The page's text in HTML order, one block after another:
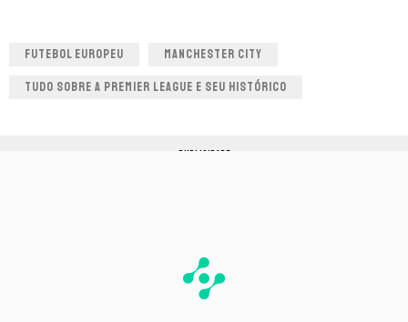
FUTEBOL EUROPEU MANCHESTER CITY
TUDO SOBRE A PREMIER LEAGUE E SEU HISTÓRICO
PUBLICIDADE